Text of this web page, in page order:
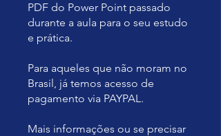
PDF do Power Point passado
durante a aula para o seu estudo
e prática.
Para aqueles que não moram no
Brasil, já temos acesso de
pagamento via PAYPAL.
Mais informações ou se precisar